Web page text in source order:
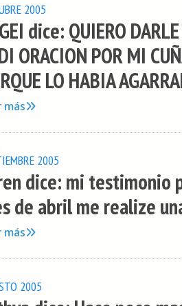
2005
dice: QUIERO
ORACION POR MI
LO HABIA
más
2005
dice: mi testimonio
de abril me realize
más
2005